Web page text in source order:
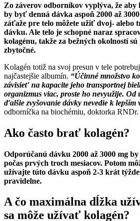
Zo záverov odborníkov vyplýva, že aby
by byť denná dávka aspoň 2000 až
záťaže pre telo môžete užiť dvoj- alebo
dávku. Ale telo je schopné naraz
kolagénu, takže za bežných okolností
zbytočné.
Kolagén totiž na svoj presun v tele
najčastejšie albumín. “Účinné množstvo
závisieť na kapacite jeho transportnej
organizmus viac, proste ho nevyužije.
ďalšie zvyšovanie dávky nevedie k lepším
odborníčka na biochémiu, doktorka RNDr.
Ako často brať kolagén?
Odporúčanú dávku 2000 až 3000 mg
počas prvých troch mesiacov. Potom
užívajte túto dávku aspoň 2-3 krát
pravidelne.
A čo maximálna dĺžka
sa môže užívať kolagén?